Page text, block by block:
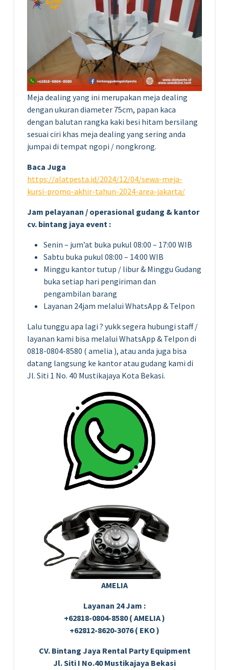
Meja dealing yang ini merupakan meja dealing
dengan ukuran diameter 75cm, papan kaca
dengan balutan rangka kaki besi hitam bersilang
sesuai ciri khas meja dealing yang sering anda
jumpai di tempat ngopi / nongkrong.
Baca Juga
https://alatpesta.id/2024/12/04/sewa-meja-
kursi-promo-akhir-tahun-2024-area-jakarta/
Jam pelayanan / operasional gudang & kantor
cv. bintang jaya event :
Senin – jum’at buka pukul 08:00 – 17:00 WIB
Sabtu buka pukul 08:00 – 14:00 WIB
Minggu kantor tutup / libur & Minggu Gudang
buka setiap hari pengiriman dan
pengambilan barang
Layanan 24jam melalui WhatsApp & Telpon
Lalu tunggu apa lagi ? yukk segera hubungi staff /
layanan kami bisa melalui WhatsApp & Telpon di
0818-0804-8580 ( amelia ), atau anda juga bisa
datang langsung ke kantor atau gudang kami di
Jl. Siti 1 No. 40 Mustikajaya Kota Bekasi.
AMELIA
Layanan 24 Jam :
+62818-0804-8580 ( AMELIA )
+62812-8620-3076 ( EKO )
CV. Bintang Jaya Rental Party Equipment
Jl. Siti I No.40 Mustikajaya Bekasi